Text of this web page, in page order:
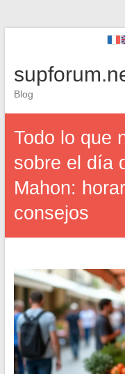
Blog
Todo lo que
sobre el día
Mahon:
consejos